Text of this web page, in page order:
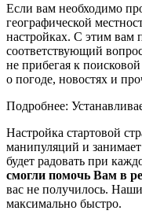
Если вам необходимо
географической
настройках. С этим вам
соответствующий
не прибегая к
о погоде, новостях и
Подробнее:
Настройка стартовой
манипуляций и занимает
будет радовать при
смогли помочь Вам в
вас не получилось. Наши
максимально быстро.